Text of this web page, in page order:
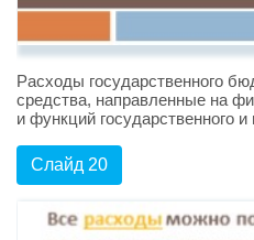
Расходы государственного
средства, направленные на
и функций государственного
Слайд 20